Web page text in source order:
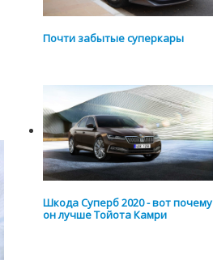
Почти забытые суперкары
Шкода Суперб 2020 - вот почему
он лучше Тойота Камри